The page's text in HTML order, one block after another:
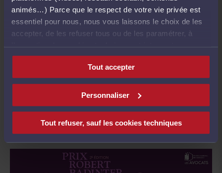
animés…) Parce que le respect de votre vie privée est
essentiel pour nous, nous vous laissons le choix de les
accepter, de les refuser tous ou de les paramétrer, à
nécessaires au fonctionnement du site.
Tout accepter
Personnaliser
Tout refuser, sauf les cookies techniques
jurés seront attentifs à l’éloquence du candidat
mais aussi à la pertinence juridique et politique
de son travail.
Ce contenu est bloqué.
accepter les cookies.